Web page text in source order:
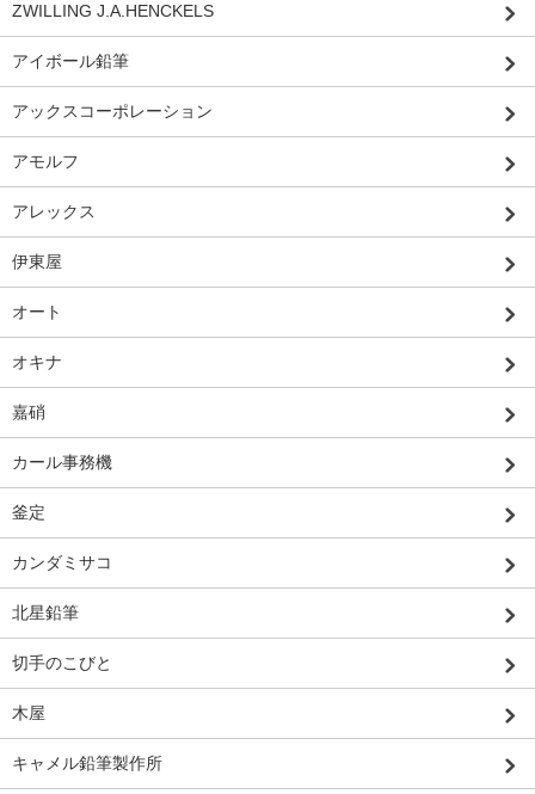
ZWILLING J.A.HENCKELS
アイボール鉛筆
アックスコーポレーション
アモルフ
アレックス
伊東屋
オート
オキナ
嘉硝
カール事務機
釜定
カンダミサコ
北星鉛筆
切手のこびと
木屋
キャメル鉛筆製作所